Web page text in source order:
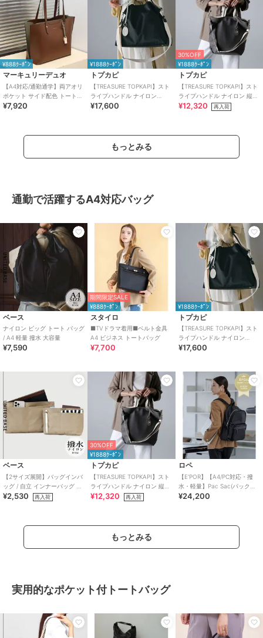
¥888ｸｰﾎﾟﾝ
マーキュリーデュオ
【A4対応/通勤通学】両アオリ
ポケット サイド配色 トートバ
ッグ( キーチャーム付) 大容量
¥7,920
¥1888ｸｰﾎﾟﾝ
トプカピ
【TREASURE TOPKAPI】スト
ライプハンドル ナイロン
2way トートバッグ A4対応
¥17,600
30%OFF
¥1888ｸｰﾎﾟﾝ
トプカピ
【TREASURE TOPKAPI】スト
ライプハンドル ナイロン 縦型
2way トートバッグ A4
¥12,320 再入荷
もっとみる
通勤で活躍するA4対応バッグ
ベース
ナイロン ビッグ トート バッグ
/ A4 軽量 撥水 大容量
¥7,590
期間限定SALE
¥888ｸｰﾎﾟﾝ
スタイロ
■TVドラマ着用■ベルト金具
A4 ビジネス トートバッグ
¥7,700
¥1888ｸｰﾎﾟﾝ
トプカピ
【TREASURE TOPKAPI】スト
ライプハンドル ナイロン
2way トートバッグ A4対応
¥17,600
ベース
【2サイズ展開】バッグインバ
ッグ / 自立 インナーバッグ イ
ンバッグ 軽量 撥水 仕切り付き
¥2,530 再入荷
30%OFF
¥1888ｸｰﾎﾟﾝ
トプカピ
【TREASURE TOPKAPI】スト
ライプハンドル ナイロン 縦型
2way トートバッグ A4
¥12,320 再入荷
ロペ
【E'POR】【A4/PC対応・撥
水・軽量】Pac Sac(パックサ
ック)/累計15，000点販売・
¥24,200
もっとみる
実用的なポケット付トートバッグ